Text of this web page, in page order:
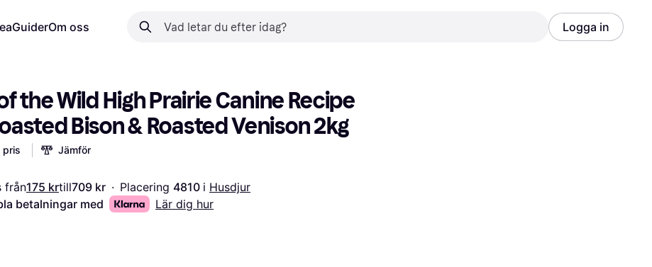
GuiderOm oss Logga in
the Wild High Prairie Canine Recipe
Bison & Roasted Venison 2kg
pris Jämför
från175 krtill709 kr · Placering 4810 i Husdjur
betalningar med
Lär dig hur